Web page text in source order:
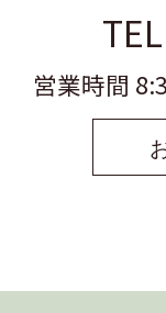
営業時間